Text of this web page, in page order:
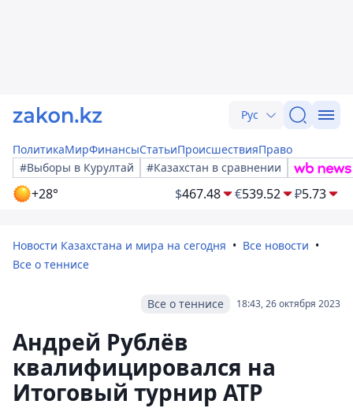
Рус
ПолитикаМирФинансыСтатьиПроисшествияПраво
#Выборы в Курултай
#Казахстан в сравнении
+28° $467.48 €539.52 ₽5.73
Новости Казахстана и мира на сегодня
Все новости
Все о теннисе
18:43, 26 октября 2023
Все о теннисе
Андрей Рублёв
квалифицировался на
Итоговый турнир ATP